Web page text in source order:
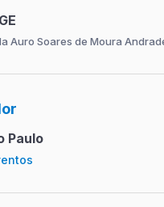
Auro Soares de Moura
Paulo